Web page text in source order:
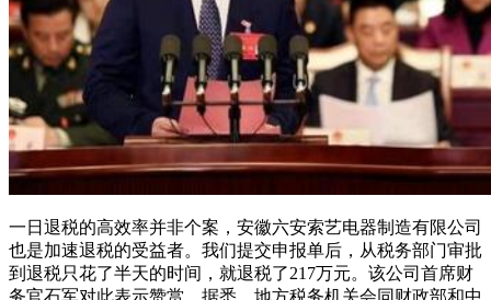
一日退税的高效率并非个案，安徽六安索艺电器制造有限公司
也是加速退税的受益者。我们提交申报单后，从税务部门审批
到退税只花了半天的时间，就退税了217万元。该公司首席财
务官石军对此表示赞赏。据悉，地方税务机关会同财政部和中